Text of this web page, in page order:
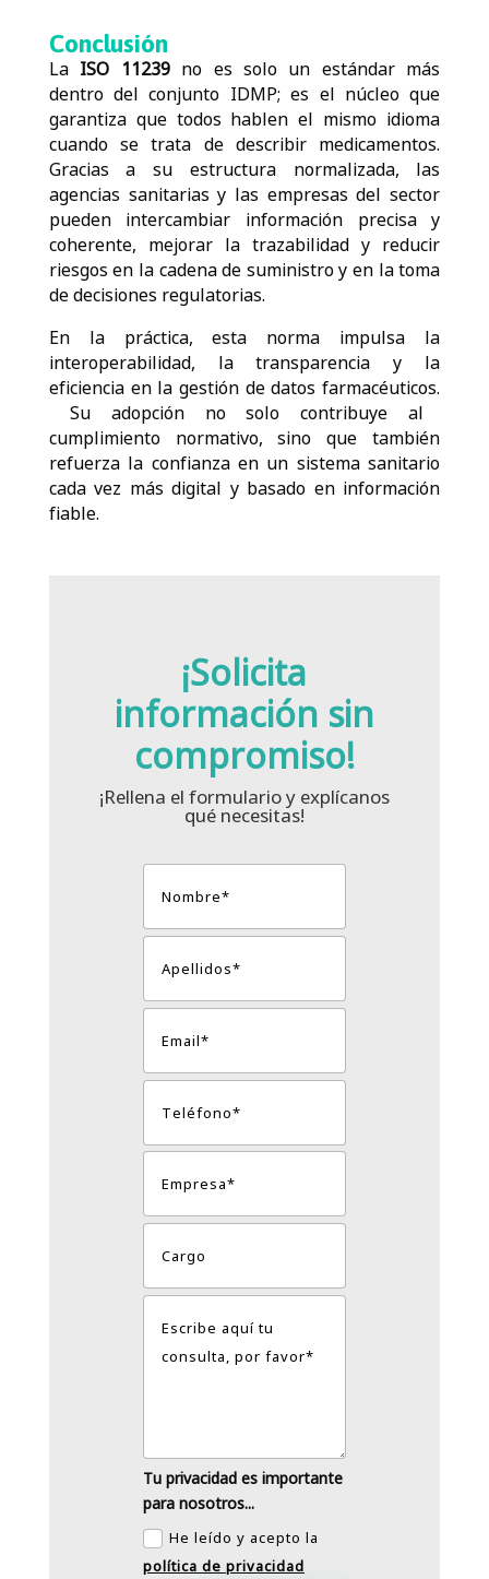
Conclusión
La ISO 11239no es solo un estándar más
dentro del conjunto IDMP; es el núcleo que
garantiza que todos hablen el mismo idioma
cuando se trata de describir medicamentos.
Gracias a su estructura normalizada, las
agencias sanitarias y las empresas del sector
pueden intercambiar información precisa y
coherente, mejorar la trazabilidad y reducir
riesgos en la cadena de suministro y en la toma
de decisiones regulatorias.
En la práctica, esta norma impulsa la
interoperabilidad, la transparencia y la
eficiencia en la gestión de datos farmacéuticos.
Su adopción no solo contribuye al
cumplimiento normativo, sino que también
refuerza la confianza en un sistema sanitario
cada vez más digital y basado en información
fiable.
¡Solicita
información sin
compromiso!
¡Rellena el formulario y explícanos
qué necesitas!
Tu privacidad es importante
para nosotros...
He leído y acepto la
política de privacidad